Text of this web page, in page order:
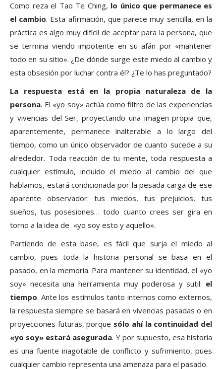
Como reza el Tao Te Ching, lo único que permanece es
el cambio. Esta afirmación, que parece muy sencilla, en la
práctica es algo muy difícil de aceptar para la persona, que
se termina viendo impotente en su afán por «mantener
todo en su sitio». ¿De dónde surge este miedo al cambio y
esta obsesión por luchar contra él? ¿Te lo has preguntado?
La respuesta está en la propia naturaleza de la
persona. El «yo soy» actúa como filtro de las experiencias
y vivencias del Ser, proyectando una imagen propia que,
aparentemente, permanece inalterable a lo largo del
tiempo, como un único observador de cuanto sucede a su
alrededor. Toda reacción de tu mente, toda respuesta a
cualquier estímulo, incluido el miedo al cambio del que
hablamos, estará condicionada por la pesada carga de ese
aparente observador: tus miedos, tus prejuicios, tus
sueños, tus posesiones… todo cuanto crees ser gira en
torno a la idea de «yo soy esto y aquello».
Partiendo de esta base, es fácil que surja el miedo al
cambio, pues toda la historia personal se basa en el
pasado, en la memoria. Para mantener su identidad, el «yo
soy» necesita una herramienta muy poderosa y sutil: el
tiempo. Ante los estímulos tanto internos como externos,
la respuesta siempre se basará en vivencias pasadas o en
proyecciones futuras, porque sólo ahí la continuidad del
«yo soy» estará asegurada. Y por supuesto, esa historia
es una fuente inagotable de conflicto y sufrimiento, pues
cualquier cambio representa una amenaza para el pasado.